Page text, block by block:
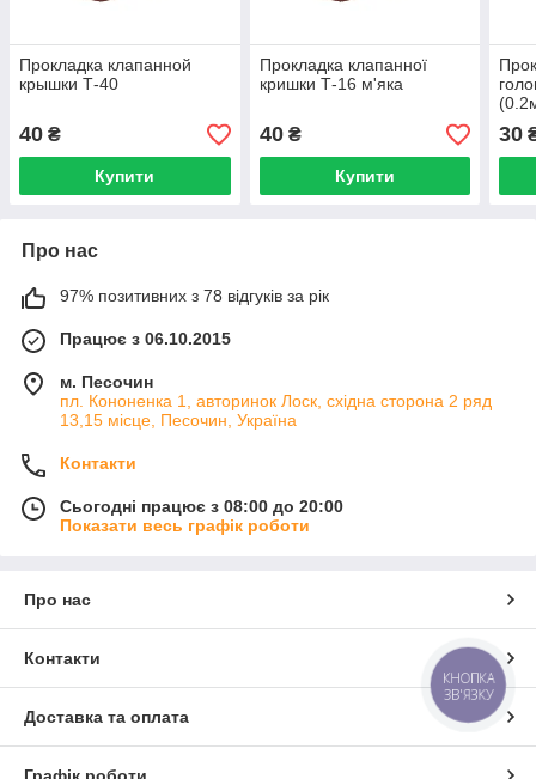
Прокладка клапанной
крышки Т-40
40 ₴
Купити
Прокладка клапанної
кришки Т-16 м'яка
40₴
Купити
30
Про нас
97% позитивних з 78 відгуків за рік
Працює з 06.10.2015
м. Песочин
пл. Кононенка 1, авторинок Лоск, східна сторона 2 ряд
13,15 місце, Песочин, Україна
Контакти
Сьогодні працює з 08:00 до 20:00
Показати весь графік роботи
Про нас
Контакти
Доставка та оплата
КНОПКА
ЗВ'ЯЗКУ